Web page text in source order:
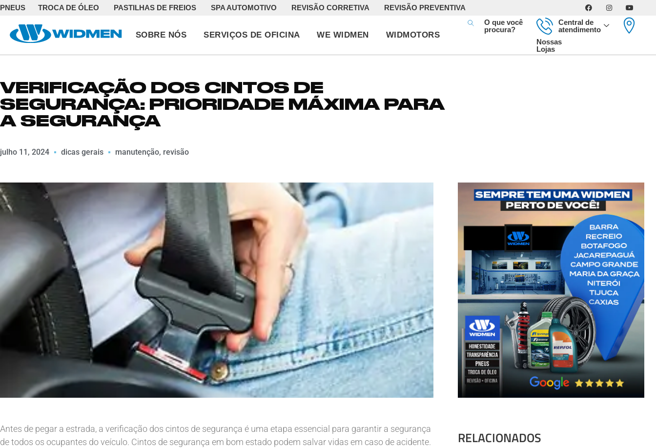
PNEUS TROCA DE ÓLEO PASTILHAS DE FREIOS SPA AUTOMOTIVO REVISÃO CORRETIVA REVISÃO PREVENTIVA
SOBRE NÓS SERVIÇOS DE OFICINA WE WIDMEN WIDMOTORS
O que você
procura?
Central de
atendimento
Nossas
Lojas
VERIFICAÇÃO DOS CINTOS DE
SEGURANÇA: PRIORIDADE MÁXIMA PARA
A SEGURANÇA
julho 11, 2024 dicas gerais manutenção, revisão
Antes de pegar a estrada, a verificação dos cintos de segurança é uma etapa essencial para garantir a segurança
de todos os ocupantes do veículo. Cintos de segurança em bom estado podem salvar vidas em caso de acidente.
RELACIONADOS